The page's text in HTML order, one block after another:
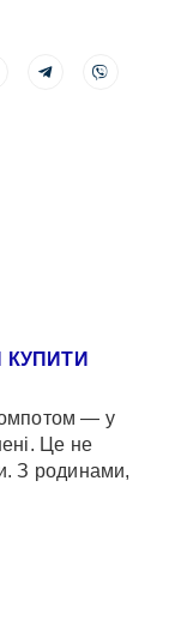
КУПИТИ
— у
Це не
З родинами,